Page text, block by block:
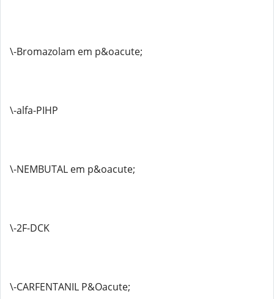
\-Bromazolam em p&oacute;
\-alfa-PIHP
\-NEMBUTAL em p&oacute;
\-2F-DCK
\-CARFENTANIL P&Oacute;